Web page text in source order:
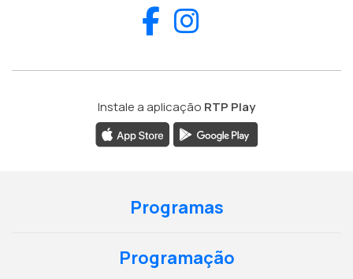
Facebook
Instale a aplicação RTP Play
Programas
Programação